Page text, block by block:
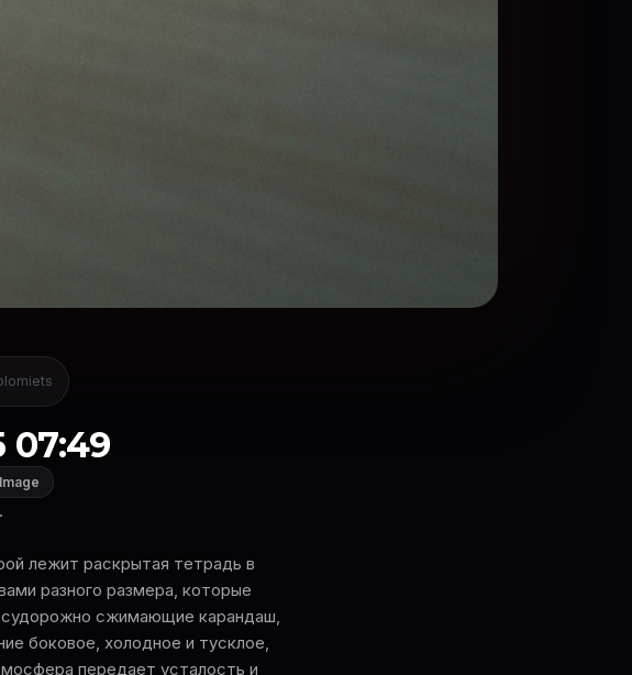
07:49
лежит раскрытая тетрадь в
разного размера, которые
судорожно сжимающие карандаш,
боковое, холодное и тусклое,
передает усталость и